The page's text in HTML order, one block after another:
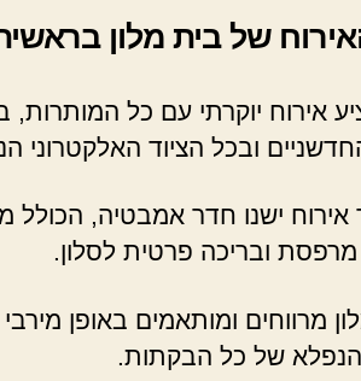
של בית מלון
אירוח יוקרתי עם כל
ובכל הציוד האלקטרוני
ישנו חדר אמבטיה, הכולל
ובריכה פרטית לסלון.
מרווחים ומותאמים באופן
הנפלא של כל הבקתות.